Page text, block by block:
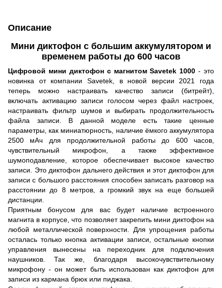
Описание
Мини диктофон с большим аккумулятором и
временем работы до 600 часов
Цифровой мини диктофон с магнитом Savetek 1000 - это
новинка от компании Savetek, в новой версии 2021 года
теперь можно настраивать качество записи (битрейт),
включать активацию записи голосом через файл настроек,
настраивать фильтр шумов и выбирать продолжительность
файла записи. В данной моделе есть такие ценные
параметры, как миниатюрность, наличие ёмкого аккумулятора
2500 мАч для продолжительной работы до 600 часов,
чувствительный микрофон, а также эффективное
шумоподавление, которое обеспечивает высокое качество
записи. Это диктофон дальнего действия и этот диктофон для
записи с большого расстояния способен записать разговор на
расстоянии до 8 метров, а громкий звук на еще большей
дистанции.
Приятным бонусом для вас будет наличие встроенного
магнита в корпусе, что позволяет закрепить мини диктофон на
любой металлической поверхности. Для упрощения работы
осталась только кнопка активации записи, остальные кнопки
управления вынесены на переходник для подключения
наушников. Так же, благодаря высокочувствительному
микрофону - он может быть использован как диктофон для
записи из кармана брюк или пиджака.